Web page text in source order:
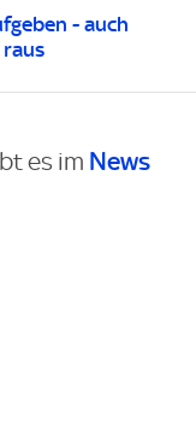
- auch
es im News